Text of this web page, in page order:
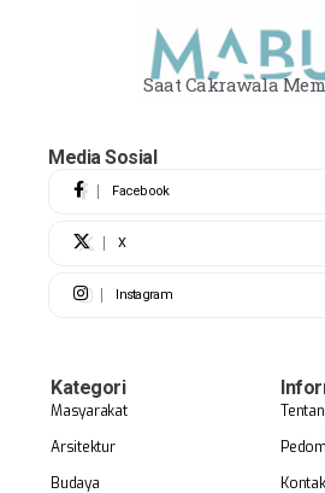
Saat Cakrawala
Media Sosial
Facebook
X
Instagram
Kategori
Masyarakat
Arsitektur
Budaya
Kontak